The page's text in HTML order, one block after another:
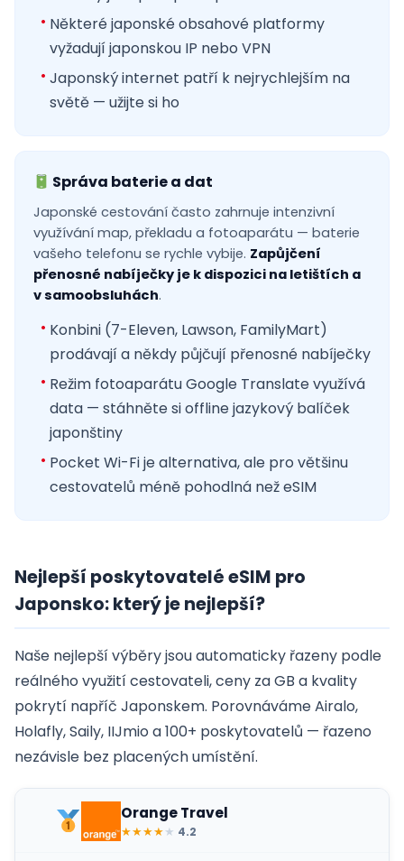
Některé japonské obsahové platformy
vyžadují japonskou IP nebo VPN
Japonský internet patří k nejrychlejším na
světě — užijte si ho
Správa baterie a dat
Japonské cestování často zahrnuje intenzivní
využívání map, překladu a fotoaparátu — baterie
vašeho telefonu se rychle vybije. Zapůjčení
přenosné nabíječky je k dispozici na letištích a
v samoobsluhách.
Konbini (7-Eleven, Lawson, FamilyMart)
prodávají a někdy půjčují přenosné nabíječky
Režim fotoaparátu Google Translate využívá
data — stáhněte si offline jazykový balíček
japonštiny
Pocket Wi-Fi je alternativa, ale pro většinu
cestovatelů méně pohodlná než eSIM
Nejlepší poskytovatelé eSIM pro
Japonsko: který je nejlepší?
Naše nejlepší výběry jsou automaticky řazeny podle
reálného využití cestovateli, ceny za GB a kvality
pokrytí napříč Japonskem. Porovnáváme Airalo,
Holafly, Saily, IIJmio a 100+ poskytovatelů — řazeno
nezávisle bez placených umístění.
Orange Travel
★★★★★ 4.2